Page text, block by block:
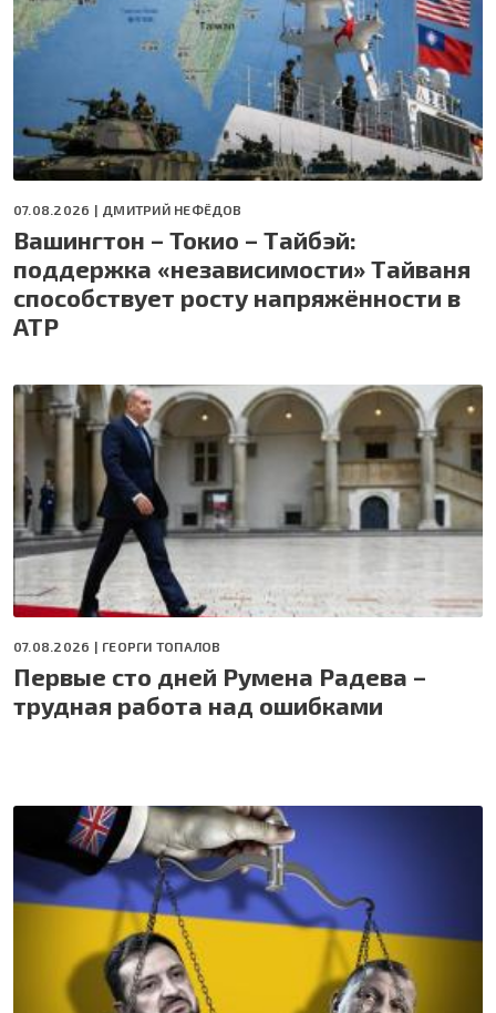
07.08.2026 | ДМИТРИЙ НЕФЁДОВ
Вашингтон – Токио – Тайбэй:
поддержка «независимости» Тайваня
способствует росту напряжённости в
АТР
07.08.2026 | ГЕОРГИ ТОПАЛОВ
Первые сто дней Румена Радева –
трудная работа над ошибками